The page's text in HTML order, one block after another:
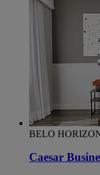
BELO
Caesar